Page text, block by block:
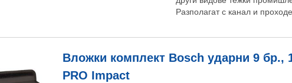
Разполагат с канал и
Вложки комплект Bosch ударни 9 бр.,
PRO Impact